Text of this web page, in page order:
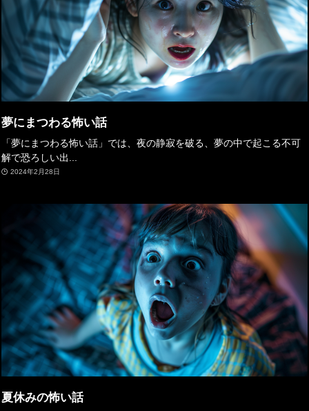
夢にまつわる怖い話
「夢にまつわる怖い話」では、夜の静寂を破る、夢の中で起こる不可
解で恐ろしい出...
2024年2月28日
夏休みの怖い話